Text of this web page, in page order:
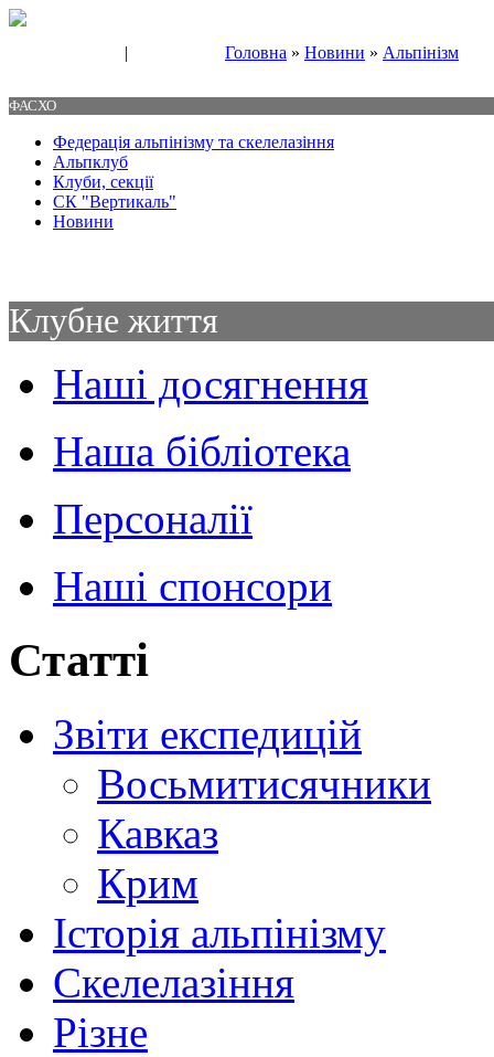
| Головна » Новини » Альпінізм
ФАСХО
Федерація альпінізму та скелелазіння
Альпклуб
Клуби, секції
СК "Вертикаль"
Новини
Клубне життя
Наші досягнення
Наша бібліотека
Персоналії
Наші спонсори
Статті
Звіти експедицій
Восьмитисячники
Кавказ
Крим
Історія альпінізму
Скелелазіння
Різне